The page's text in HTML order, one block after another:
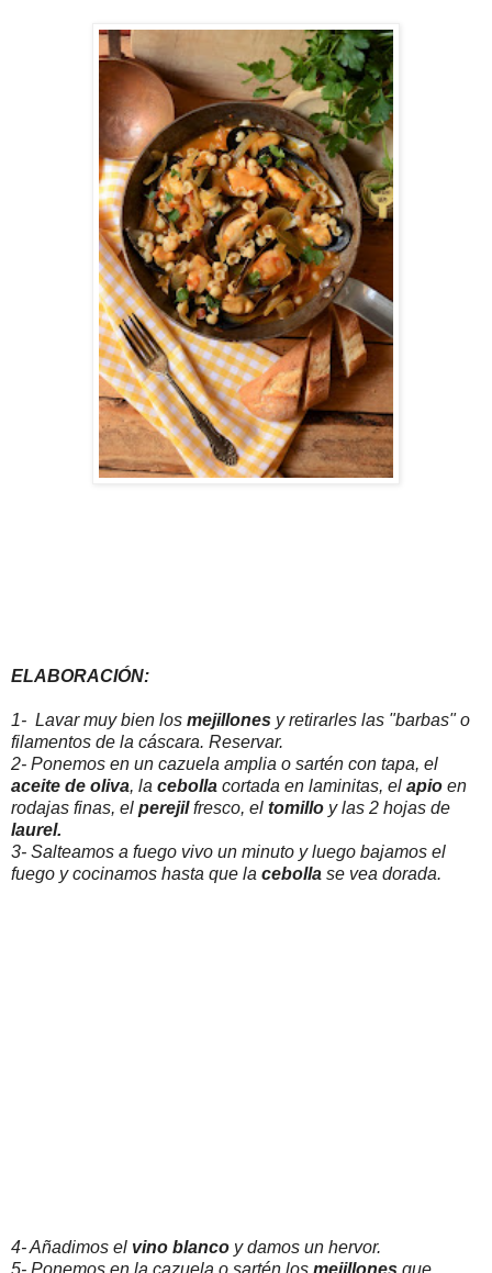
ELABORACIÓN:
1- Lavar muy bien los mejillones y retirarles las "barbas" o
filamentos de la cáscara. Reservar.
2- Ponemos en un cazuela amplia o sartén con tapa, el
aceite de oliva, la cebolla cortada en laminitas, el apio en
rodajas finas, el perejilfresco, el tomillo y las 2 hojas de
laurel.
3- Salteamos a fuego vivo un minuto y luego bajamos el
fuego y cocinamos hasta que la cebolla se vea dorada.
4- Añadimos el vino blanco y damos un hervor.